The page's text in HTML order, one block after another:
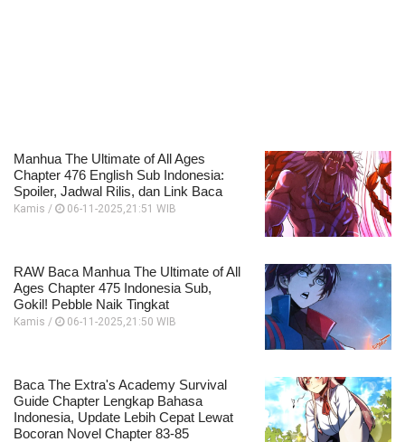
Manhua The Ultimate of All Ages
Chapter 476 English Sub Indonesia:
Spoiler, Jadwal Rilis, dan Link Baca
Kamis / 06-11-2025,21:51 WIB
RAW Baca Manhua The Ultimate of All
Ages Chapter 475 Indonesia Sub,
Gokil! Pebble Naik Tingkat
Kamis / 06-11-2025,21:50 WIB
Baca The Extra's Academy Survival
Guide Chapter Lengkap Bahasa
Indonesia, Update Lebih Cepat Lewat
Bocoran Novel Chapter 83-85